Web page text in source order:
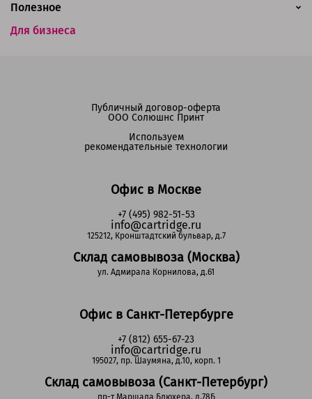
Для бизнеса
Полезное
Офис в Москве
+7 (495) 982-51-53
info@cartridge.ru
125212, Кронштадтский бульвар, д.7
Склад самовывоза (Москва)
ул. Адмирала Корнилова, д.61
Офис в Санкт-Петербурге
+7 (812) 655-67-23
info@cartridge.ru
195027, пр. Шаумяна, д.10, корп. 1
Склад самовывоза (Санкт-Петербург)
пр-т Маршала Блюхера, д.78Б
Публичный договор-оферта
ООО Солюшнс Принт
Используем
рекомендательные технологии